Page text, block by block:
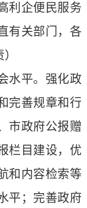
利企便民服务
有关部门，各
水平。强化政
完善规章和行
市政府公报赠
栏目建设，优
和内容检索等
平；完善政府